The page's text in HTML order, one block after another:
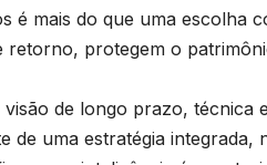
é mais do que uma escolha
retorno, protegem o
de longo prazo, técnica
de uma estratégia integrada,